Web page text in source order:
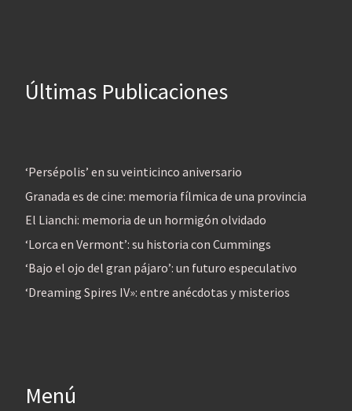
Últimas Publicaciones
‘Persépolis’ en su veinticinco aniversario
Granada es de cine: memoria fílmica de una provincia
El Lianchi: memoria de un hormigón olvidado
‘Lorca en Vermont’: su historia con Cummings
‘Bajo el ojo del gran pájaro’: un futuro especulativo
‘Dreaming Spires IV»: entre anécdotas y misterios
Menú